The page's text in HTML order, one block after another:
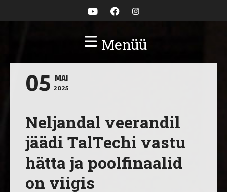
Menüü
05 MAI
2025
Neljandal veerandil
jäädi TalTechi vastu
hätta ja poolfinaalid
on viigis